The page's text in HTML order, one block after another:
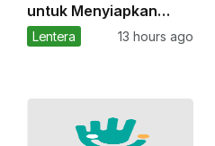
untuk Menyiapkan
Masa Depan
Lentera 13 hours ago